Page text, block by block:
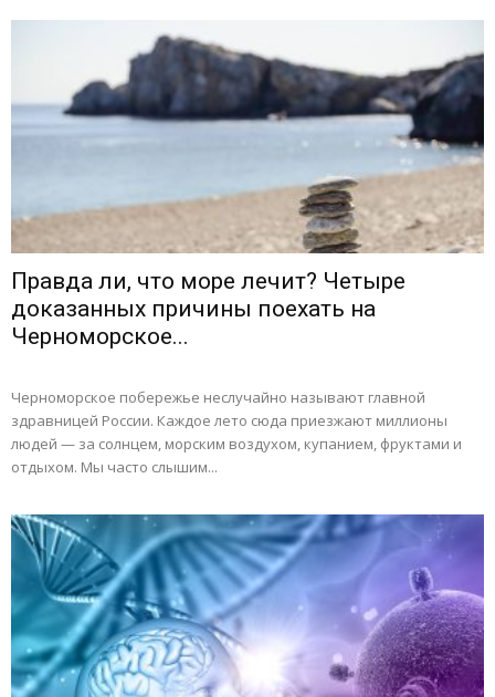
Правда ли, что море лечит? Четыре
доказанных причины поехать на
Черноморское...
Черноморское побережье неслучайно называют главной
здравницей России. Каждое лето сюда приезжают миллионы
людей — за солнцем, морским воздухом, купанием, фруктами и
отдыхом. Мы часто слышим...